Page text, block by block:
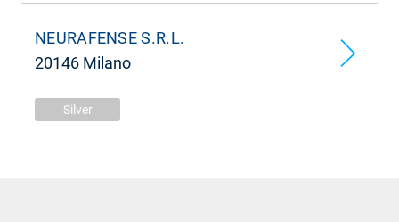
NEURAFENSE S.R.L.
20146 Milano
Silver